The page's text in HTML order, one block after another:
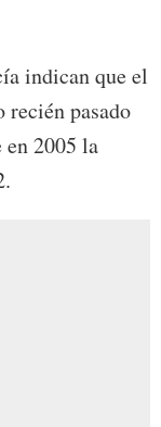
indican que el
recién pasado
en 2005 la